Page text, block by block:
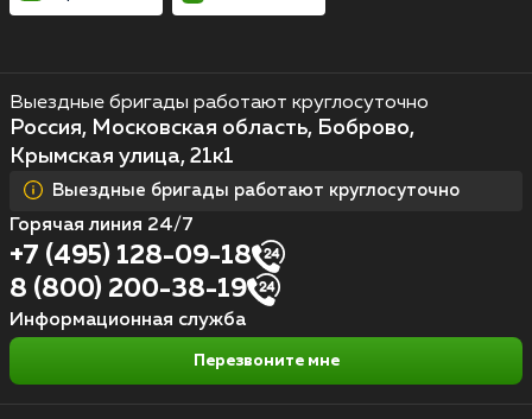
Выездные бригады работают круглосуточно
Россия, Московская область, Боброво,
Крымская улица, 21к1
Выездные бригады работают круглосуточно
Горячая линия 24/7
+7 (495) 128-09-18
8 (800) 200-38-19
Информационная служба
Перезвоните мне